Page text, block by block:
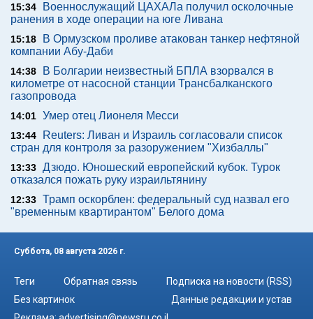
15:34
Военнослужащий ЦАХАЛа получил осколочные
ранения в ходе операции на юге Ливана
15:18
В Ормузском проливе атакован танкер нефтяной
компании Абу-Даби
14:38
В Болгарии неизвестный БПЛА взорвался в
километре от насосной станции Трансбалканского
газопровода
14:01 Умер отец Лионеля Месси
13:44
Reuters: Ливан и Израиль согласовали список
стран для контроля за разоружением "Хизбаллы"
13:33 Дзюдо. Юношеский европейский кубок. Турок
отказался пожать руку израильтянину
12:33 Трамп оскорблен: федеральный суд назвал его
"временным квартирантом" Белого дома
Суббота, 08 августа 2026 г.
Теги Обратная связь
Подписка на новости (RSS)
Без картинок
Данные редакции и устав